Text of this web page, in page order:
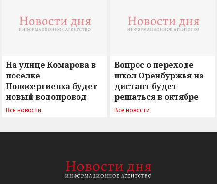
На улице Комарова в
поселке
Новосергиевка будет
новый водопровод
Все новости
Вопрос о переходе
школ Оренбуржья на
дистант будет
решаться в октябре
Все новости